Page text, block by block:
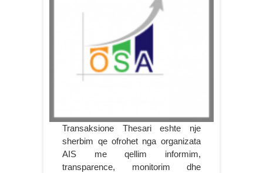
Transaksione Thesari eshte nje
sherbim qe ofrohet nga organizata
AIS me qellim informim,
transparence, monitorim dhe